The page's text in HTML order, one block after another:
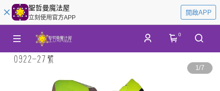
聖哲曼魔法屋
立刻使用官方APP
開啟APP
0
1/7